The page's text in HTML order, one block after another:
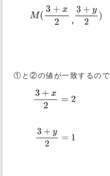
①と②の値が一致するので